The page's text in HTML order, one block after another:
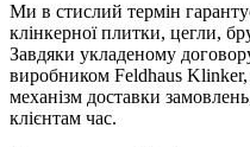
Ми в стислий термін
клінкерної плитки, цегли,
Завдяки укладеному
виробником Feldhaus
механізм доставки
клієнтам час.